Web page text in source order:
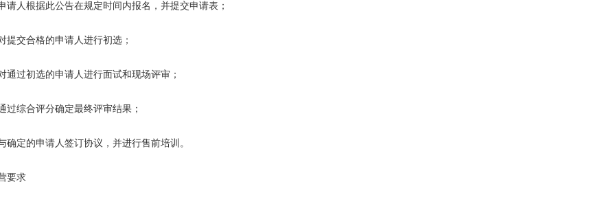
请人根据此公告在规定时间内报名，并提交申请表；
提交合格的申请人进行初选；
通过初选的申请人进行面试和现场评审；
过综合评分确定最终评审结果；
确定的申请人签订协议，并进行售前培训。
要求